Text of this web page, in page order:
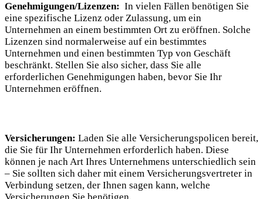
Genehmigungen/Lizenzen: ⁣ In ⁣vielen Fällen benötigen Sie
⁣eine spezifische​ Lizenz oder Zulassung, um‌ ein ​
Unternehmen an einem bestimmten Ort zu eröffnen. Solche
Lizenzen sind normalerweise ‌auf ein bestimmtes
Unternehmen und einen bestimmten Typ von Geschäft
beschränkt. Stellen Sie⁣ also sicher, dass Sie alle
erforderlichen Genehmigungen ‍haben, bevor Sie Ihr
Unternehmen eröffnen.
Versicherungen: Laden‌ Sie alle​ Versicherungspolicen bereit,
die ⁢Sie ⁤für ​Ihr ‍Unternehmen erforderlich haben. Diese
können je nach Art Ihres‌ Unternehmens unterschiedlich sein
– Sie sollten sich⁢ daher mit einem Versicherungsvertreter in
Verbindung setzen, ⁤der Ihnen sagen kann, welche